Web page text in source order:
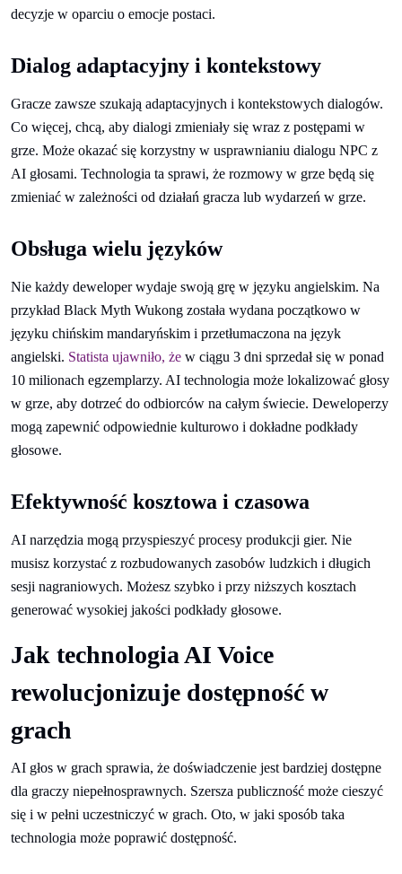
decyzje w oparciu o emocje postaci.
Dialog adaptacyjny i kontekstowy
Gracze zawsze szukają adaptacyjnych i kontekstowych dialogów.
Co więcej, chcą, aby dialogi zmieniały się wraz z postępami w
grze. Może okazać się korzystny w usprawnianiu dialogu NPC z
AI głosami. Technologia ta sprawi, że rozmowy w grze będą się
zmieniać w zależności od działań gracza lub wydarzeń w grze.
Obsługa wielu języków
Nie każdy deweloper wydaje swoją grę w języku angielskim. Na
przykład Black Myth Wukong została wydana początkowo w
języku chińskim mandaryńskim i przetłumaczona na język
angielski. Statista ujawniło, że w ciągu 3 dni sprzedał się w ponad
10 milionach egzemplarzy. AI technologia może lokalizować głosy
w grze, aby dotrzeć do odbiorców na całym świecie. Deweloperzy
mogą zapewnić odpowiednie kulturowo i dokładne podkłady
głosowe.
Efektywność kosztowa i czasowa
AI narzędzia mogą przyspieszyć procesy produkcji gier. Nie
musisz korzystać z rozbudowanych zasobów ludzkich i długich
sesji nagraniowych. Możesz szybko i przy niższych kosztach
generować wysokiej jakości podkłady głosowe.
Jak technologia AI Voice
rewolucjonizuje dostępność w
grach
AI głos w grach sprawia, że doświadczenie jest bardziej dostępne
dla graczy niepełnosprawnych. Szersza publiczność może cieszyć
się i w pełni uczestniczyć w grach. Oto, w jaki sposób taka
technologia może poprawić dostępność.